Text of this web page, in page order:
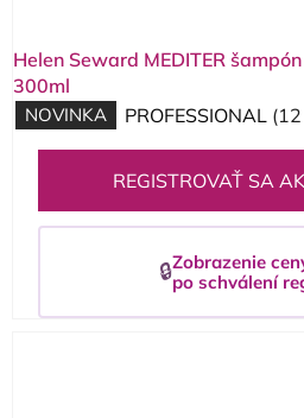
Helen Seward MEDITER
300ml
NOVINKA PROFESSIONAL
REGISTROVAŤ SA
🔒Zobrazenie
po schválení